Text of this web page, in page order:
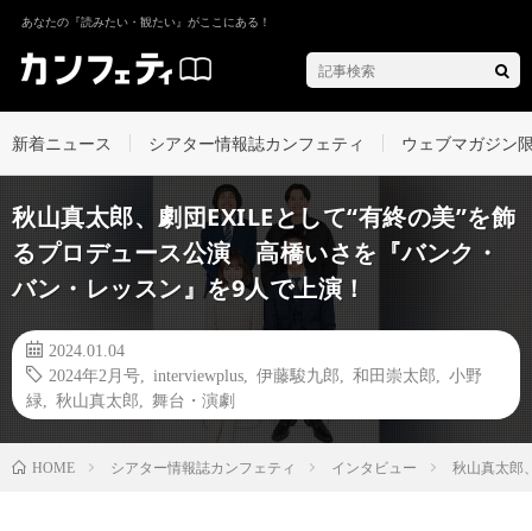
あなたの『読みたい・観たい』がここにある！
新着ニュース シアター情報誌カンフェティ ウェブマガジン
秋山真太郎、劇団EXILEとして“有終の美”を飾
るプロデュース公演 高橋いさを『バンク・
バン・レッスン』を9人で上演！
2024.01.04
2024年2月号
interviewplus 伊藤駿九郎 和田崇太郎
小野
緑
秋山真太郎 舞台・演劇
HOME シアター情報誌カンフェティ インタビュー 秋山真太郎